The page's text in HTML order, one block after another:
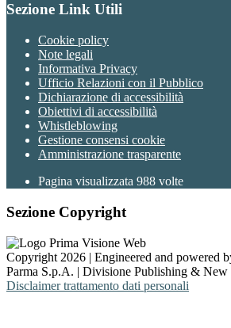
Sezione Link Utili
Cookie policy
Note legali
Informativa Privacy
Ufficio Relazioni con il Pubblico
Dichiarazione di accessibilità
Obiettivi di accessibilità
Whistleblowing
Gestione consensi cookie
Amministrazione trasparente
Pagina visualizzata 988 volte
Sezione Copyright
Copyright 2026 | Engineered and powered
Parma S.p.A. | Divisione Publishing & New
Disclaimer trattamento dati personali